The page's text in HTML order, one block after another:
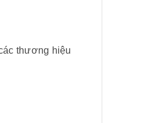
thương hiệu